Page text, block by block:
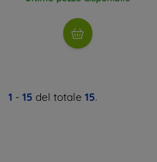
1 - 15 del totale 15.